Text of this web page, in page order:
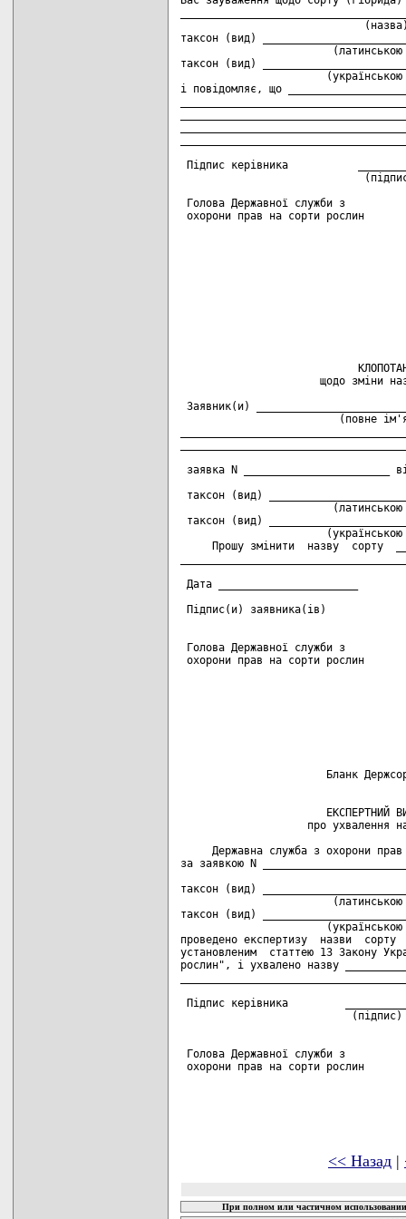
<< Назад |
При полном или частичном